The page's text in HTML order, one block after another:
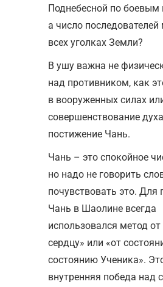
Поднебесной по боевым
а число
всех уголках Земли?
В ушу важна не
над противником, как
в вооруженных силах
совершенствование
постижение Чань.
Чань – это спокойное
но надо не говорить
почувствовать это. Для
Чань в Шаолине всегда
использовался метод от
сердцу» или «от
состоянию Ученика».
внутренняя победа над